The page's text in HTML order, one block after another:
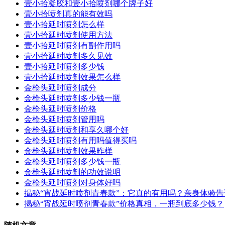
壹小拾凝胶和壹小拾喷剂哪个牌子好
壹小拾喷剂真的能有效吗
壹小拾延时喷剂怎么样
壹小拾延时喷剂使用方法
壹小拾延时喷剂有副作用吗
壹小拾延时喷剂多久见效
壹小拾延时喷剂多少钱
壹小拾延时喷剂效果怎么样
金枪头延时喷剂成分
金枪头延时喷剂多少钱一瓶
金枪头延时喷剂价格
金枪头延时喷剂管用吗
金枪头延时喷剂和享久哪个好
金枪头延时喷剂有用吗值得买吗
金枪头延时喷剂效果昨样
金枪头延时喷剂多少钱一瓶
金枪头延时喷剂的功效说明
金枪头延时喷剂对身体好吗
揭秘“宵战延时喷剂青春款”：它真的有用吗？亲身体验告
揭秘“宵战延时喷剂青春款”价格真相，一瓶到底多少钱？